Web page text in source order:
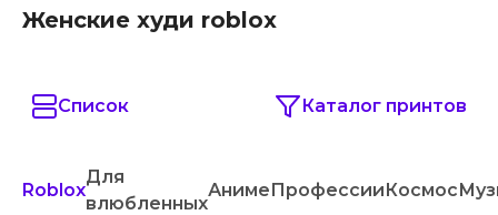
Женские худи roblox
Список Каталог принтов
Roblox
Для
влюбленных
АнимеПрофессииКосмос